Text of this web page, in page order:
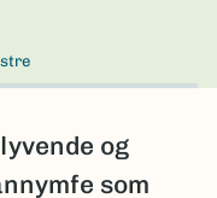
og
som